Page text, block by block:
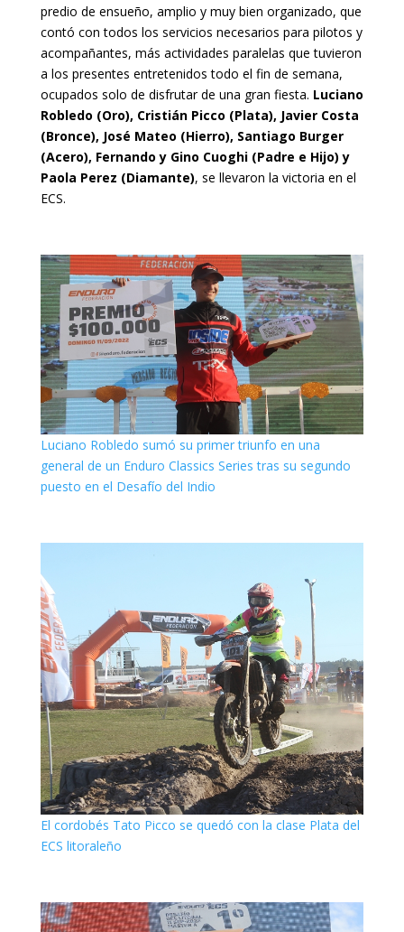
predio de ensueño, amplio y muy bien organizado, que
contó con todos los servicios necesarios para pilotos y
acompañantes, más actividades paralelas que tuvieron
a los presentes entretenidos todo el fin de semana,
ocupados solo de disfrutar de una gran fiesta. Luciano
Robledo (Oro), Cristián Picco (Plata), Javier Costa
(Bronce), José Mateo (Hierro), Santiago Burger
(Acero), Fernando y Gino Cuoghi (Padre e Hijo) y
Paola Perez (Diamante), se llevaron la victoria en el
ECS.
Luciano Robledo sumó su primer triunfo en una
general de un Enduro Classics Series tras su segundo
puesto en el Desafío del Indio
El cordobés Tato Picco se quedó con la clase Plata del
ECS litoraleño